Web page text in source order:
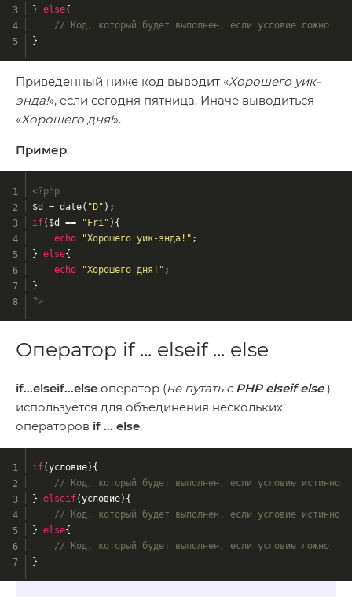
} else{
// Код, который будет выполнен, если условие ложно
}
Приведенный ниже код выводит «Хорошего уик-
энда!», если сегодня пятница. Иначе выводиться
«Хорошего дня!».
Пример:
<?php
$d = date( "D" );
if($d == "Fri" ){
echo
"Хорошего уик-энда!" ;
} else{
echo
"Хорошего дня!" ;
}
?>
Оператор if ... elseif ... else
if...elseif...else оператор (не путать сPHP elseif else )
используется для объединения нескольких
операторов if ... else.
if(условие){
// Код, который будет выполнен, если условие истинно
} elseif(условие){
// Код, который будет выполнен, если условие истинно
} else{
// Код, который будет выполнен, если условие ложно
}